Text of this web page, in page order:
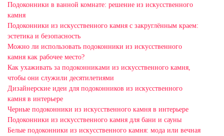
Подоконники в ванной комнате: решение из искусственного
камня
Подоконники из искусственного камня с закруглённым краем:
эстетика и безопасность
Можно ли использовать подоконники из искусственного
камня как рабочее место?
Как ухаживать за подоконниками из искусственного камня,
чтобы они служили десятилетиями
Дизайнерские идеи для подоконников из искусственного
камня в интерьере
Черные подоконники из искусственного камня в интерьере
Подоконники из искусственного камня для бани и сауны
Белые подоконники из искусственного камня: мода или вечная